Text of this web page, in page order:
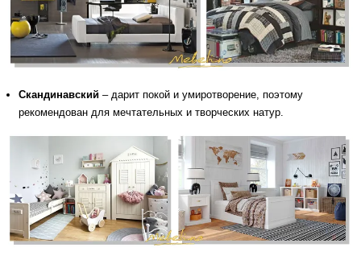
Скандинавский – дарит покой и умиротворение, поэтому
рекомендован для мечтательных и творческих натур.